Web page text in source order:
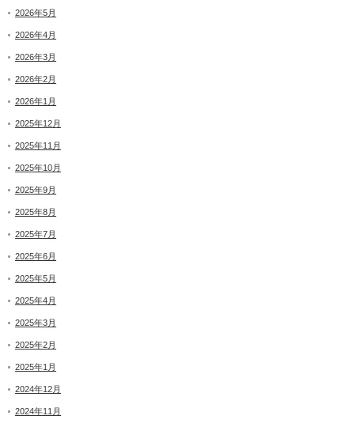
2026年5月
2026年4月
2026年3月
2026年2月
2026年1月
2025年12月
2025年11月
2025年10月
2025年9月
2025年8月
2025年7月
2025年6月
2025年5月
2025年4月
2025年3月
2025年2月
2025年1月
2024年12月
2024年11月